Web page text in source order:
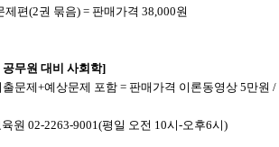
편(2권 묶음) = 판매가격 38,000원
무원 대비 사회학]
문제+예상문제 포함 = 판매가격 이론동영상 5만원
원 02-2263-9001(평일 오전 10시-오후6시)